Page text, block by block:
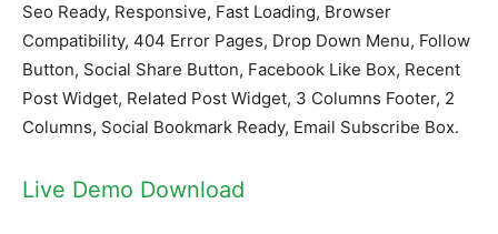
Seo Ready, Responsive, Fast Loading, Browser
Compatibility, 404 Error Pages, Drop Down Menu, Follow
Button, Social Share Button, Facebook Like Box, Recent
Post Widget, Related Post Widget, 3 Columns Footer, 2
Columns, Social Bookmark Ready, Email Subscribe Box.
Live Demo Download